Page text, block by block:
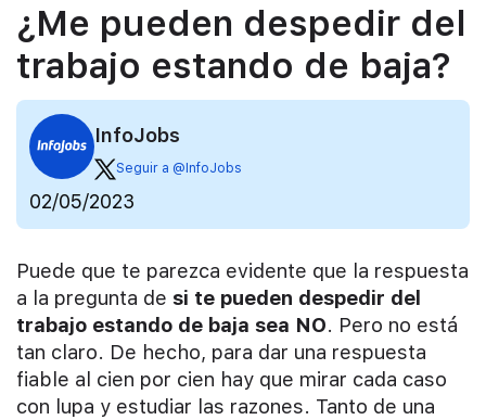
¿Me pueden despedir del
trabajo estando de baja?
InfoJobs
Seguir a @InfoJobs
02/05/2023
Puede que te parezca evidente que la respuesta
a la pregunta de si te pueden despedir del
trabajo estando de baja sea NO. Pero no está
tan claro. De hecho, para dar una respuesta
fiable al cien por cien hay que mirar cada caso
con lupa y estudiar las razones. Tanto de una